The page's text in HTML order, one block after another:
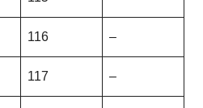
116 –
117 –